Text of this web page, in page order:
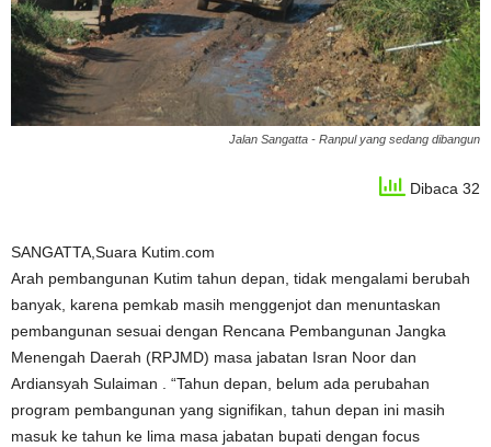
Jalan Sangatta - Ranpul yang sedang dibangun
Dibaca 32
SANGATTA,Suara Kutim.com
Arah pembangunan Kutim tahun depan, tidak mengalami berubah
banyak, karena pemkab masih menggenjot dan menuntaskan
pembangunan sesuai dengan Rencana Pembangunan Jangka
Menengah Daerah (RPJMD) masa jabatan Isran Noor dan
Ardiansyah Sulaiman . “Tahun depan, belum ada perubahan
program pembangunan yang signifikan, tahun depan ini masih
masuk ke tahun ke lima masa jabatan bupati dengan focus